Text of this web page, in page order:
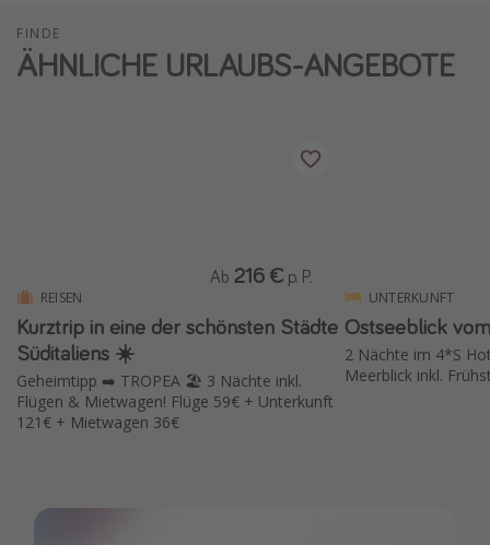
FINDE
ÄHNLICHE URLAUBS-ANGEBOTE
REISEN
Kurztrip in eine der schönsten Städte
Süditaliens ☀️
Geheimtipp ➡️ TROPEA 🏖️ 3 Nächte inkl.
Flügen & Mietwagen! Flüge 59€ + Unterkunft
121€ + Mietwagen 36€
Ab 216 € p. P.
UNTERKUNFT
Ostseeblick
2 Nächte im 4*S
Meerblick inkl.